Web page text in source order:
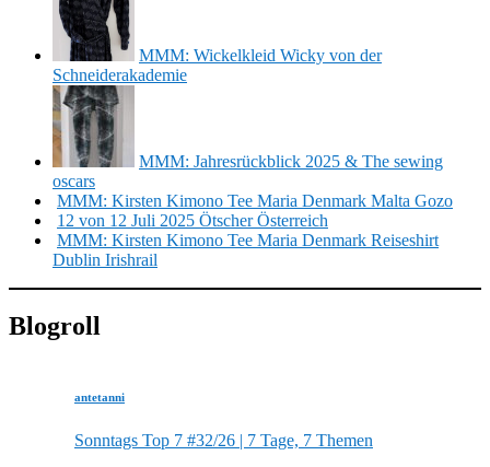
MMM: Wickelkleid Wicky von der
Schneiderakademie
MMM: Jahresrückblick 2025 & The sewing
oscars
MMM: Kirsten Kimono Tee Maria Denmark Malta Gozo
12 von 12 Juli 2025 Ötscher Österreich
MMM: Kirsten Kimono Tee Maria Denmark Reiseshirt
Dublin Irishrail
Blogroll
antetanni
Sonntags Top 7 #32/26 | 7 Tage, 7 Themen